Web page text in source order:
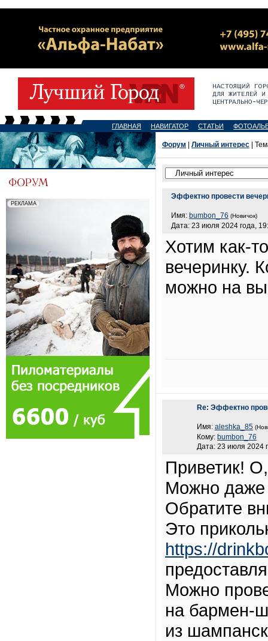
ГЛАВНАЯ НАВИГАТОР СТАТЬИ
Форум Личный интерес |
Эффектно провести
Имя: bumbon_76 (Новичок)
Дата: 23 июля 2024 года,
Хотим как-
вечеринку.
можно на
Re: Эффектно
Имя: aleshka_85
Кому: bumbon_76
Дата: 23 июля 2024
Приветик!
Можно даже
Обратите
Это
https://
Можно
на бармен-
из